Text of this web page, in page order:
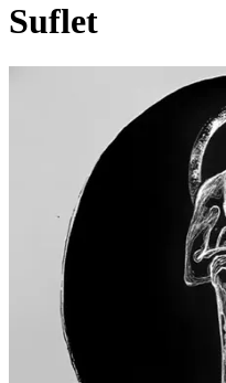
Suflet
Pagina externă
Pagina externă
Pagina externă
Videoclipuri